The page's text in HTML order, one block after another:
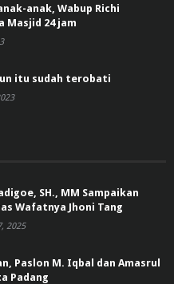
anak, Wabup Richi
Masjid 24 jam
itu sudah terobati
SH., MM Sampaikan
Wafatnya Jhoni Tang
2025
Paslon M. Iqbal dan Amasrul
Padang